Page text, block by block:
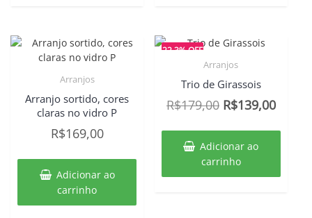
Arranjos
Arranjo sortido, cores
claras no vidro P
R$169,00
Adicionar ao
carrinho
22.3% OFF
Arranjos
Trio de Girassois
R$179,00 O
original
era:
R$179,00.
R$139,00O
Adicionar ao
carrinho